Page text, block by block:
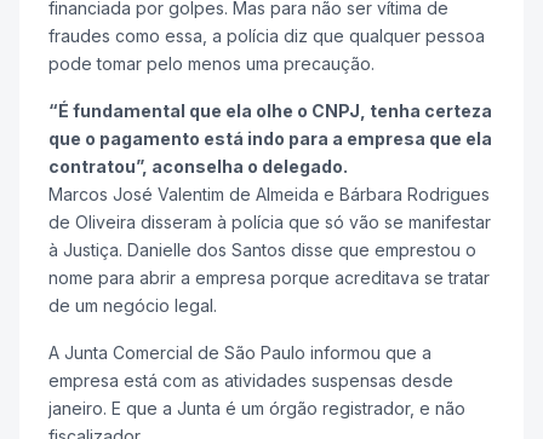
financiada por golpes. Mas para não ser vítima de
fraudes como essa, a polícia diz que qualquer pessoa
pode tomar pelo menos uma precaução.
“É fundamental que ela olhe o CNPJ, tenha certeza
que o pagamento está indo para a empresa que ela
contratou”, aconselha o delegado.
Marcos José Valentim de Almeida e Bárbara Rodrigues
de Oliveira disseram à polícia que só vão se manifestar
à Justiça. Danielle dos Santos disse que emprestou o
nome para abrir a empresa porque acreditava se tratar
de um negócio legal.
A Junta Comercial de São Paulo informou que a
empresa está com as atividades suspensas desde
janeiro. E que a Junta é um órgão registrador, e não